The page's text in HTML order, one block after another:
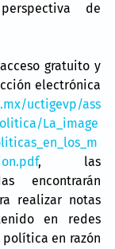
de
gratuito y
uctigevp/ass
La_image
, las
encontrarán
realizar notas
en redes
en razón